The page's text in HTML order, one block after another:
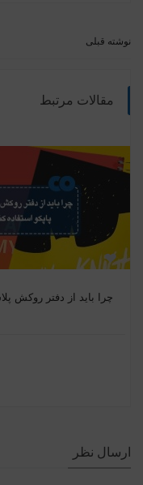
نوشته قبلی
مقالات مرتبط
چرا باید از دفتر روکش
ارسال نظر